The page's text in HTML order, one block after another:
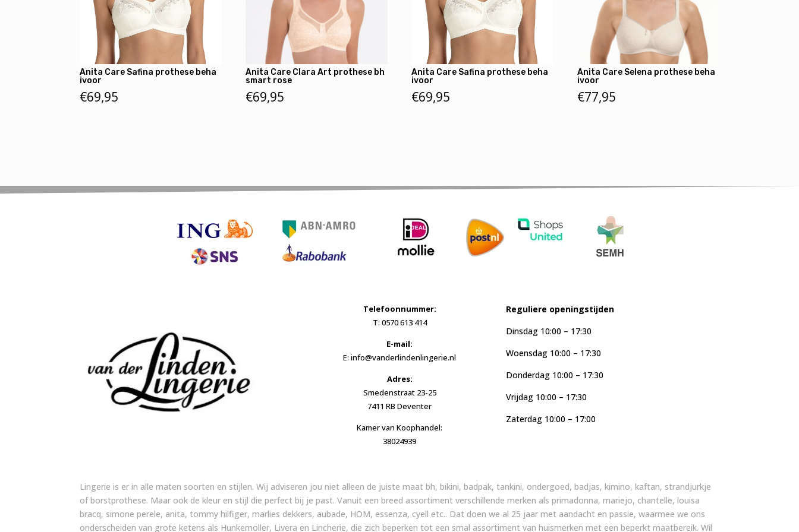
Anita Care Safina prothese beha
ivoor
€69,95
Anita Care Clara Art prothese bh
smart rose
€69,95
Anita Care Safina prothese beha
ivoor
€69,95
Anita Care Selena prothese beha
ivoor
€77,95
Telefoonnummer:
T: 0570 613 414
E-mail:
E: info@vanderlindenlingerie.nl
Adres:
Smedenstraat 23-25
7411 RB Deventer
Kamer van Koophandel:
38024939
Reguliere openingstijden
Dinsdag 10:00 – 17:30
Woensdag 10:00 – 17:30
Donderdag 10:00 – 17:30
Vrijdag 10:00 – 17:30
Zaterdag 10:00 – 17:00
Lingerie is er in alle maten soorten en stijlen. Wij adviseren jou niet alleen de juiste maat bh, bikini, badpak, tankini, ondergoed, badjas, kimino, kaftan, strandjurkje
of borstprothese. Maar ook de kleur en stijl die perfect bij je past. Vanuit een breed assortiment verschillende merken als primadonna, mariejo, chantelle, louisa
bracq, simone perele, anita, tommy hilfiger, marlies dekkers, aubade, HOM, essenza, cyell etc.. Dat doen we al 25 jaar met aandacht en passie, waarmee we ons
onderscheiden van grote ketens als Hunkemoller, Livera en Lincherie, die zich beperken tot een smal assortiment van huismerken met een beperkt maatbereik. Wil